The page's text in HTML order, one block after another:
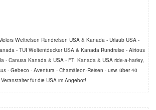
Weltreisen Rundreisen USA & Kanada - Urlaub USA -
- TUI Weltentdecker USA & Kanada Rundreise - Airtous
- Canusa Kanada & USA - FTI Kanada & USA ride-a-harley,
- Gebeco - Aventura - Chamäleon-Reisen - usw. über 40
Veranstalter für die USA im Angebot!